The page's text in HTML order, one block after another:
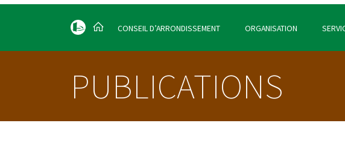
CONSEIL D’ARRONDISSEMENT ORGANISATION
PUBLICATIONS